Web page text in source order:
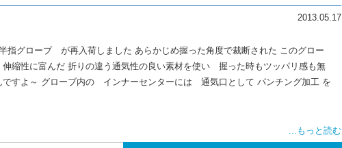
2013.05.17
指グローブ が再入荷しました あらかじめ握った角度で裁断された このグロー
性に富んだ 折りの違う通気性の良い素材を使い 握った時もツッパリ感も無
すよ～ グローブ内の インナーセンターには 通気口として パンチング加工 を
...もっと読む